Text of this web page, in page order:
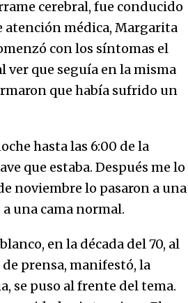
04/01/2026
El aumento del mínimo causa
escozor en pueblo colombiano
31/12/2025
cerebral, fue conducido
atención médica, Margarita
con los síntomas el
ver que seguía en la misma
que había sufrido un
hasta las 6:00 de la
que estaba. Después me lo
noviembre lo pasaron a una
una cama normal.
en la década del 70, al
prensa, manifestó, la
se puso al frente del tema.